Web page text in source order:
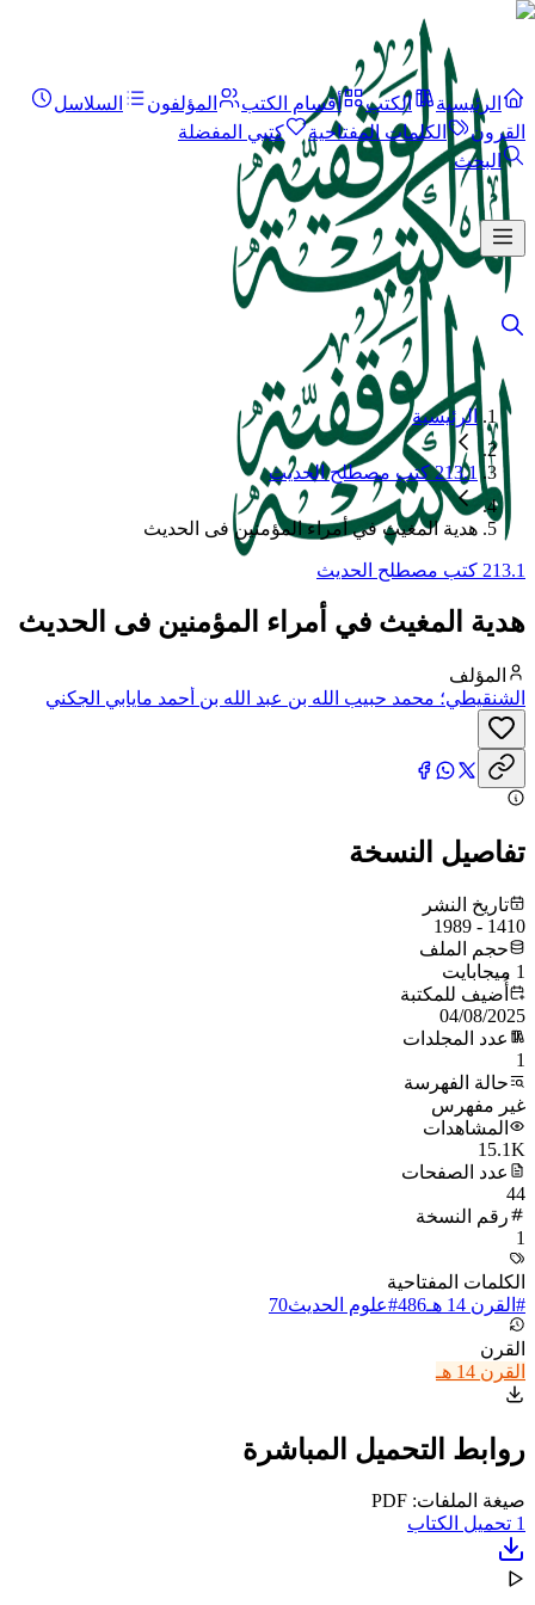
الرئيسية الكتب أقسام الكتب المؤلفون
السلاسل
القرون
الكلمات المفتاحية
كتبي المفضلة
البحث
الرئيسية
213.1 كتب مصطلح الحديث
هدية المغيث في أمراء المؤمنين فى الحديث
213.1 كتب مصطلح الحديث
هدية المغيث في أمراء المؤمنين فى الحديث
المؤلف
الشنقيطي؛ محمد حبيب الله بن عبد الله بن أحمد مايابي الجكني
الشنقيطي
تفاصيل النسخة
تاريخ النشر
1410 - 1989
حجم الملف
1 ميجابايت
أُضيف للمكتبة
04/08/2025
عدد المجلدات
1
حالة الفهرسة
غير مفهرس
المشاهدات
15.1K
عدد الصفحات
44
رقم النسخة
1
الكلمات المفتاحية
# القرن 14 هـ 486
#علوم الحديث70
القرن
القرن 14 هـ
روابط التحميل المباشرة
صيغة الملفات: PDF
1 تحميل الكتاب